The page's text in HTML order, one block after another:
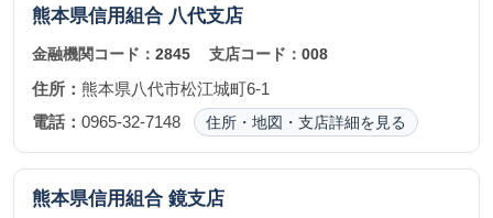
熊本県信用組合 八代支店
金融機関コード： 2845 支店コード：008
住所： 熊本県八代市松江城町6-1
電話： 0965-32-7148 住所・地図・支店詳細を見る
熊本県信用組合 鏡支店